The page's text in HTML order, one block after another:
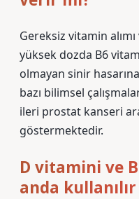
Gereksiz vitamin
yüksek dozda B6
olmayan sinir
bazı bilimsel
ileri prostat kanseri
göstermektedir.
D vitamini ve
anda kullanılır